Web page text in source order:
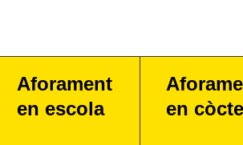
Aforament
en escola
en